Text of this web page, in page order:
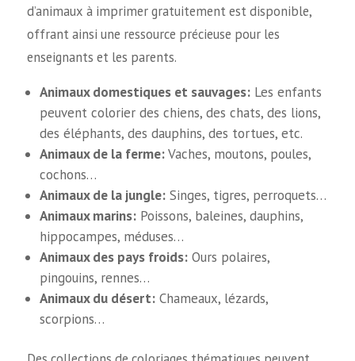
d’animaux à imprimer gratuitement est disponible,
offrant ainsi une ressource précieuse pour les
enseignants et les parents.
Animaux domestiques et sauvages: Les enfants
peuvent colorier des chiens, des chats, des lions,
des éléphants, des dauphins, des tortues, etc.
Animaux de la ferme:Vaches, moutons, poules,
cochons…
Animaux de la jungle: Singes, tigres, perroquets…
Animaux marins: Poissons, baleines, dauphins,
hippocampes, méduses…
Animaux des pays froids: Ours polaires,
pingouins, rennes…
Animaux du désert: Chameaux, lézards,
scorpions…